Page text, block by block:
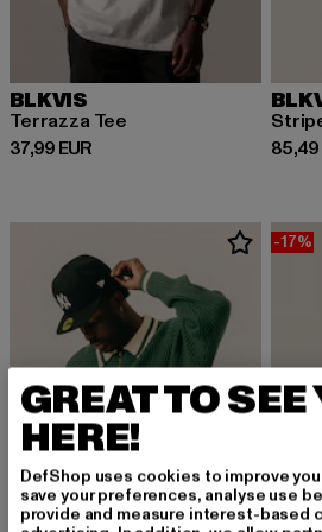
BLKVIS
Terrazza Tee
37,99 EUR
Derzeitiger Preis: 37,99 EUR
85,49
-17%
GREAT TO SEE
HERE!
DefShop uses cookies to improve
save your preferences, analyse use
provide and measure interest-based